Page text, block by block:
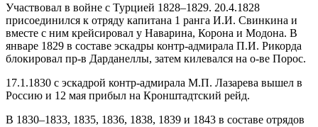
Участвовал в войне с Турцией 1828–1829. 20.4.1828
присоединился к отряду капитана 1 ранга И.И. Свинкина и
вместе с ним крейсировал у Наварина, Корона и Модона. В
январе 1829 в составе эскадры контр-адмирала П.И. Рикорда
блокировал пр-в Дарданеллы, затем килевался на о-ве Порос.
17.1.1830 с эскадрой контр-адмирала М.П. Лазарева вышел в
Россию и 12 мая прибыл на Кронштадтский рейд.
В 1830–1833, 1835, 1836, 1838, 1839 и 1843 в составе отрядов